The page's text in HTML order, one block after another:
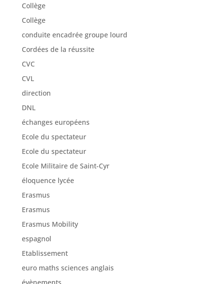
Collège
Collège
conduite encadrée groupe lourd
Cordées de la réussite
CVC
CVL
direction
DNL
échanges européens
Ecole du spectateur
Ecole du spectateur
Ecole Militaire de Saint-Cyr
éloquence lycée
Erasmus
Erasmus
Erasmus Mobility
espagnol
Etablissement
euro maths sciences anglais